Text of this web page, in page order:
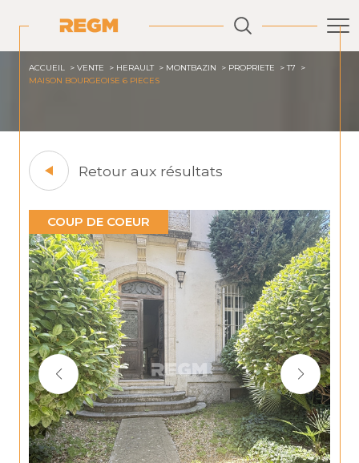
ACCUEIL VENTE HERAULT MONTBAZIN PROPRIETE
T7
MAISON BOURGEOISE 6 PIECES
Retour aux résultats
COUP DE COEUR